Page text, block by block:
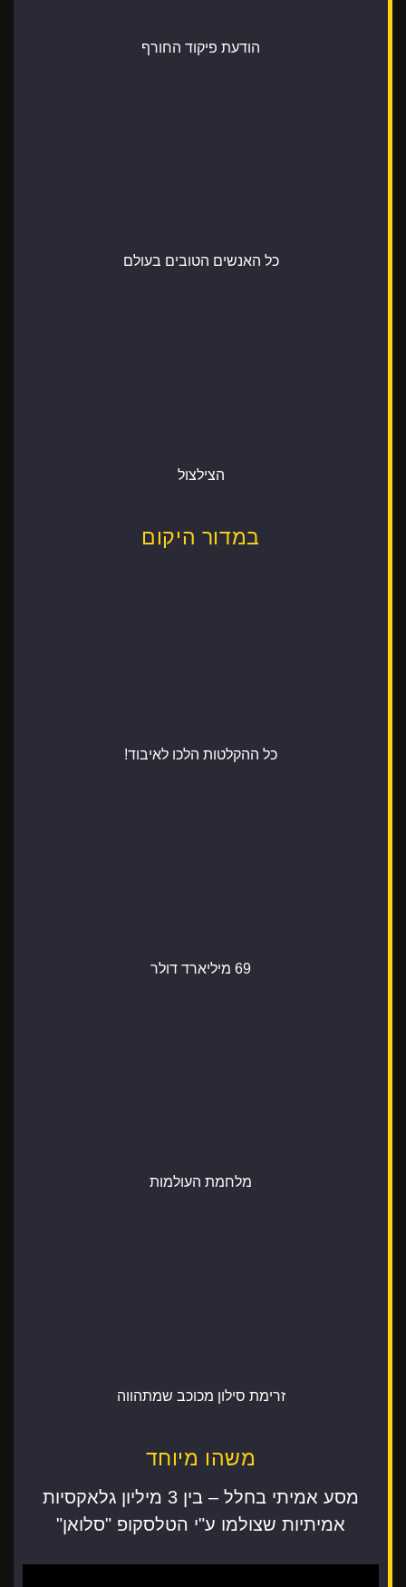
הודעת פיקוד החורף
כל האנשים הטובים בעולם
הצילצול
במדור היקום
כל ההקלטות הלכו לאיבוד!
69 מיליארד דולר
מלחמת העולמות
זרימת סילון מכוכב שמתהווה
משהו מיוחד
מסע אמיתי בחלל – בין 3 מיליון גלאקסיות
אמיתיות שצולמו ע"י הטלסקופ "סלואן"